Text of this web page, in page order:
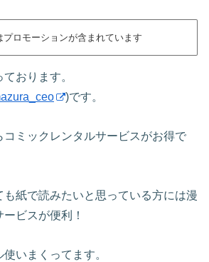
プロモーションが含まれています
おります。
)です。
コミックレンタルサービスがお得で
紙で読みたいと思っている方には漫
ビスが便利！
いまくってます。